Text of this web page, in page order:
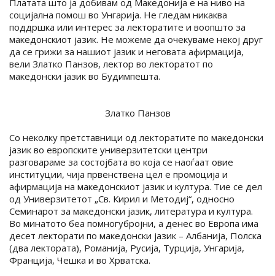
Платата што ја добивам од Македонија е на ниво на
социјална помош во Унгарија. Не гледам никаква
поддршка или интерес за лекторатите и воопшто за
македонскиот јазик. Не можеме да очекуваме некој друг
да се грижи за нашиот јазик и неговата афирмација,
вели Златко Панзов, лектор во лекторатот по
македонски јазик во Будимпешта.
Златко Панзов
Со неколку претставници од лекторатите по македонски
јазик во европските универзитетски центри
разговараме за состојбата во која се наоѓаат овие
институции, чија првенствена цел е промоција и
афирмација на македонскиот јазик и култура. Тие се дел
од Универзитетот „Св. Кирил и Методиј“, односно
Семинарот за македонски јазик, литература и култура.
Во минатото беа помногубројни, а денес во Европа има
десет лекторати по македонски јазик – Албанија, Полска
(два лектората), Романија, Русија, Турција, Унгарија,
Франција, Чешка и во Хрватска.